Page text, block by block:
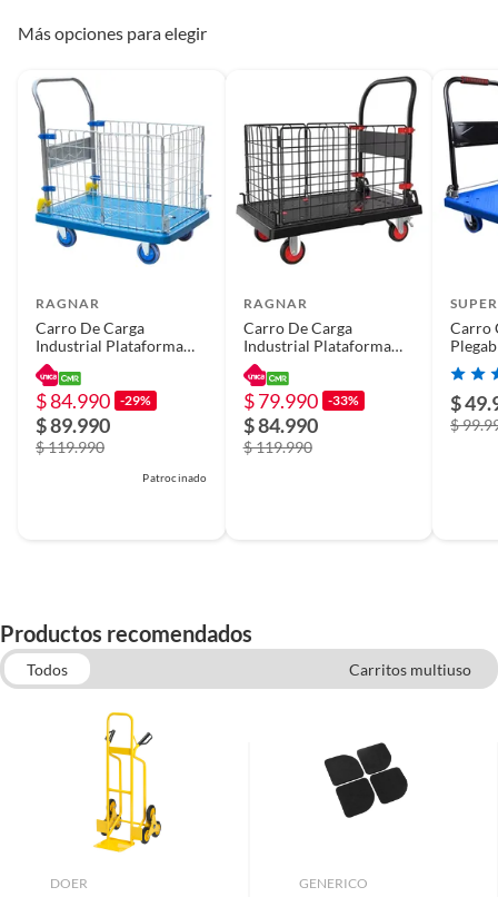
Más opciones para elegir
RAGNAR
Carro De Carga
Industrial Plataforma
Con Reja 300kg
90x60cm Azul
$ 84.990 -29%
$ 89.990
$ 119.990
Patrocinado
RAGNAR
Carro De Carga
Industrial Plataforma
Con Reja 300kg
90x60cm Negro
$ 79.990 -33%
$ 84.990
$ 119.990
Carro
Barra
$
$
Productos recomendados
Todos
Carritos multiuso
DOER GENERICO